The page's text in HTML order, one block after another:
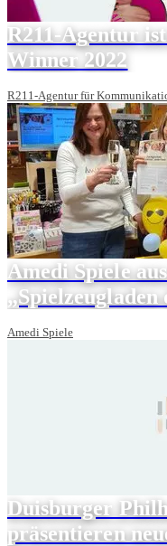
R211-Agentur
Winner 2022
R211-Agentur für
Amedi Spiele
„Spielzeugladen
Amedi Spiele
Duisburger
präsentieren